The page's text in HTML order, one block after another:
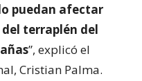
puedan afectar
terraplén del
”, explicó el
Cristian Palma.